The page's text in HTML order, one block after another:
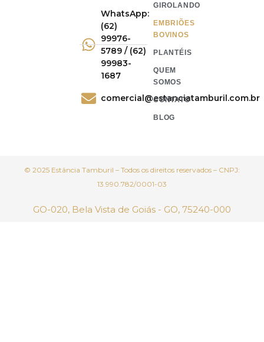
WhatsApp:
(62)
99976-
5789 / (62)
99983-
1687
comercial@estanciatamburil.com.br
GIROLANDO
EMBRIÕES
BOVINOS
PLANTÉIS
QUEM
SOMOS
CONTATO
BLOG
© 2025 Estância Tamburil – Todos os direitos reservados – CNPJ:
13.990.782/0001-03
GO-020, Bela Vista de Goiás - GO, 75240-000